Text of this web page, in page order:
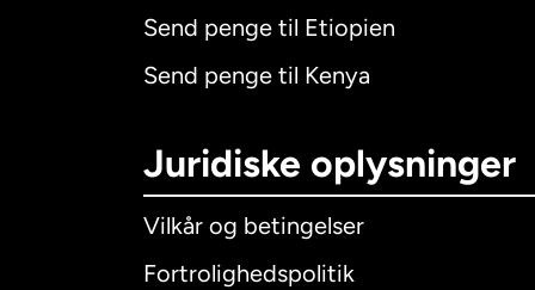
Send penge til Etiopien
Send penge til Kenya
Juridiske oplysninger
Vilkår og betingelser
Fortrolighedspolitik